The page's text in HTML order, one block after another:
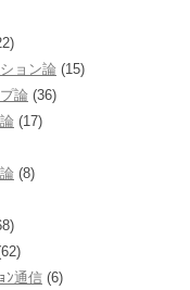
ョン論 (15)
論 (36)
(17)
(8)
ﾝ通信 (6)